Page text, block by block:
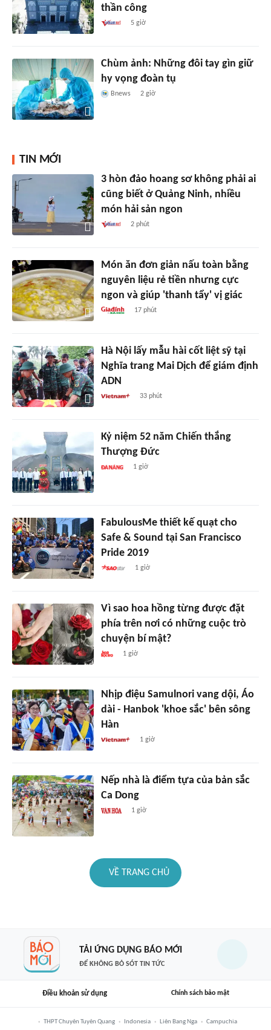
thần công
5 giờ
Chùm ảnh: Những đôi tay gìn giữ
hy vọng đoàn tụ
Bnews 2 giờ
TIN MỚI
3 hòn đảo hoang sơ không phải ai
cũng biết ở Quảng Ninh, nhiều
món hải sản ngon
2 phút
Món ăn đơn giản nấu toàn bằng
nguyên liệu rẻ tiền nhưng cực
ngon và giúp 'thanh tẩy' vị giác
17 phút
Hà Nội lấy mẫu hài cốt liệt sỹ tại
Nghĩa trang Mai Dịch để giám định
ADN
33 phút
Kỷ niệm 52 năm Chiến thắng
Thượng Đức
1 giờ
FabulousMe thiết kế quạt cho
Safe & Sound tại San Francisco
Pride 2019
1 giờ
Vì sao hoa hồng từng được đặt
phía trên nơi có những cuộc trò
chuyện bí mật?
1 giờ
Nhịp điệu Samulnori vang dội, Áo
dài - Hanbok 'khoe sắc' bên sông
Hàn
1 giờ
Nếp nhà là điểm tựa của bản sắc
Ca Dong
1 giờ
VỀ TRANG CHỦ
TẢI ỨNG DỤNG BÁO MỚI
ĐỂ KHÔNG BỎ SÓT TIN TỨC
Điều khoản sử dụng Chính sách bảo mật
THPT Chuyên Tuyên Quang Indonesia Liên Bang Nga
Campuchia